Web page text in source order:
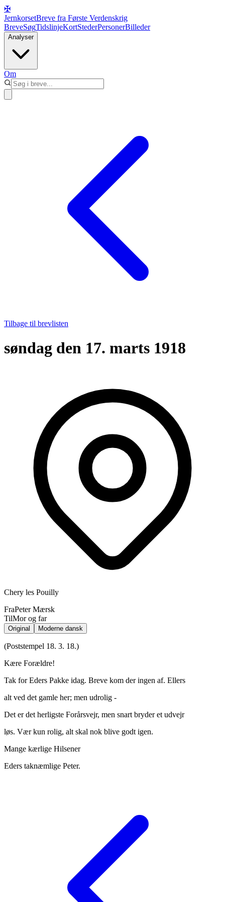
✠
JernkorsetBreve fra Første Verdenskrig
BreveSøgTidslinjeKortStederPersonerBilleder
Analyser
Om
Tilbage til brevlisten
søndag den 17. marts 1918
Chery les Pouilly
FraPeter Mærsk
TilMor og far
Original Moderne dansk
(Poststempel 18. 3. 18.)
Kære Forældre!
Tak for Eders Pakke idag. Breve kom der ingen af. Ellers
alt ved det gamle her; men udrolig -
Det er det herligste Forårsvejr, men snart bryder et udvejr
løs. Vær kun rolig, alt skal nok blive godt igen.
Mange kærlige Hilsener
Eders taknæmlige Peter.